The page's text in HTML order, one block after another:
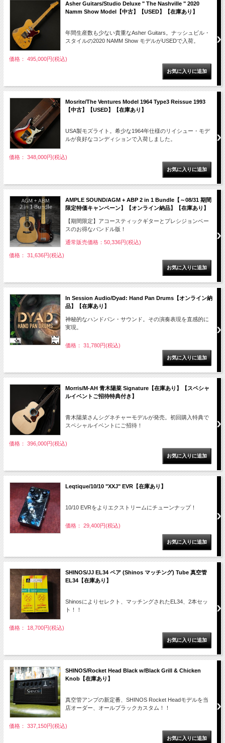
Asher Guitars/Studio Deluxe " The Nashville " 2020
Namm Show Model【中古】【USED】【在庫あり】
年間生産数も少ない貴重なAsher Guitars。ナッシュビル・
スタイルの2020 NAMM Show モデルがUSEDで入荷。
価格： 495,000円(税込)
Mosrite/The Ventures Model 1964 Type3 Reissue 1993
【中古】【USED】【在庫あり】
USA製モズライト。希少な1964年仕様のリイシュー・モデ
ルが良好なコンディションで入荷しました。
価格： 348,000円(税込)
AMPLE SOUND/AGM + ABP 2 in 1 Bundle【～08/31 期間
限定特価キャンペーン】【オンライン納品】【在庫あり】
【期間限定】アコースティックギターとプレシジョンベー
スのお得なバンドル版！
通常販売価格：50,336円(税込)
価格： 31,636円(税込)
In Session Audio/Dyad: Hand Pan Drums【オンライン納
品】【在庫あり】
神秘的なハンドパン・サウンド。その演奏表現を直感的に
実現。
価格： 31,780円(税込)
Morris/M-AH 青木陽菜 Signature【在庫あり】【スペシャ
ルイベントご招待特典付き】
青木陽菜さんシグネチャーモデルが発売。初回購入特典で
スペシャルイベントにご招待！
価格： 396,000円(税込)
Leqtique/10/10 "XXJ" EVR【在庫あり】
10/10 EVRをよりエクストリームにチューンナップ！
価格： 29,400円(税込)
SHINOS/JJ EL34 ペア (Shinos マッチング) Tube 真空管
EL34【在庫あり】
Shinosによりセレクト、マッチングされたEL34、2本セッ
ト！！
価格： 18,700円(税込)
SHINOS/Rocket Head Black w/Black Grill & Chicken
Knob【在庫あり】
真空管アンプの新定番、SHINOS Rocket Headモデルを当
店オーダー、オールブラックカスタム！！
価格： 337,150円(税込)